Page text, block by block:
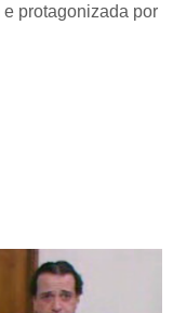
protagonizada por